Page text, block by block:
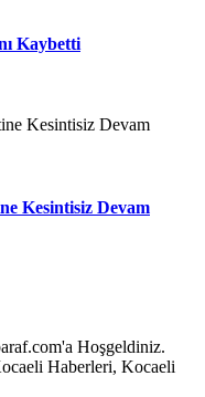
Kaybetti
Kesintisiz Devam
Hoşgeldiniz.
Haberleri, Kocaeli